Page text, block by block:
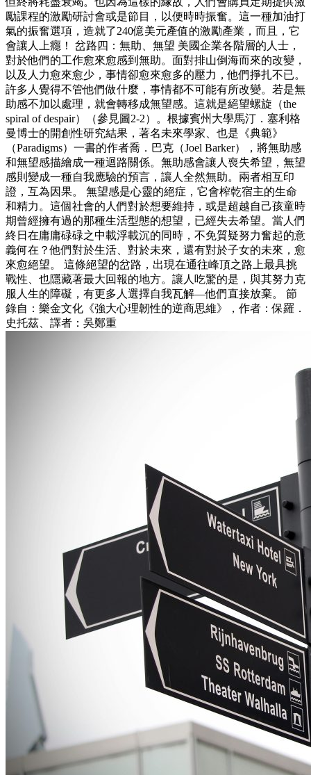
勵課程的激勵研討會或是節目，以便時時振奮。這一種加油打
氣的振奮選項，造就了240億美元產值的激勵產業，而且，它
會讓人上癮！ 岔路四：無助、無望 美國企業各階層的人士，
對於他們的工作愈來愈感到無助。面對排山倒海而來的改變，
以及人力愈來愈少，事情卻愈來愈多的壓力，他們掙扎不已。
許多人覺得不管他們做什麼，事情都不可能有所改變。若是無
助感不加以處理，就會轉移成無望感。這就是絕望螺旋（the
spiral of despair）（參見圖2-2）。根據賓州大學馬汀．塞利格
曼博士的開創性研究結果，著名未來學家、也是《典範》
（Paradigms）一書的作者喬．巴克（Joel Barker），將無助感
和無望感描繪成一種迴路關係。無助感會讓人喪失希望，無望
感則變成一種自我應驗的預言，讓人全然無助。兩者相互印
證，互為因果。 無望感是心靈的絕症，它會榨乾宿主的生命
和精力。這個社會的人們對於想要維持，或是超越自己孩童時
期曾經擁有過的那種生活型態的想望，已經失去希望。當人們
終日在庸庸碌碌之中載浮載沉的同時，不免質疑努力奮起的意
義何在？他們對於生活、對於未來，還有對於子女的未來，愈
來愈絕望。 這條絕望的岔路，出現在通往峰頂之路上最具挑
戰性、也隱藏著最大回報的地方。讓人吃驚的是，與其努力克
服人生的障礙，有更多人選擇自我瓦解—他們直接放棄。 節
錄自：樂金文化《強大心理韌性的逆商思維》，作者：保羅．
史托茲、譯者：吳鄭重